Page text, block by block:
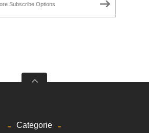
Subscribe Options
Categorie